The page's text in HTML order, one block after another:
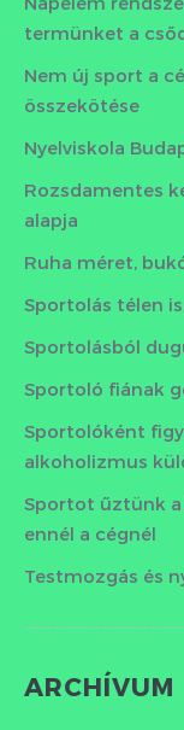
termünket a
Nem új sport a
összekötése
Nyelviskola
Rozsdamentes
alapja
Ruha méret,
Sportolás télen
Sportolásból
Sportoló fiának
Sportolóként
alkoholizmus
Sportot űztünk a
ennél a cégnél
Testmozgás és
ARCHÍVUM